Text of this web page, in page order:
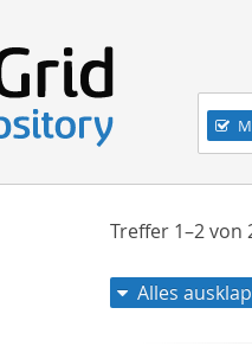
Treffer 1–2von
Alles